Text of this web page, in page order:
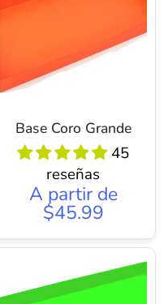
Base Coro Grande
45
reseñas
A partir de
$45.99